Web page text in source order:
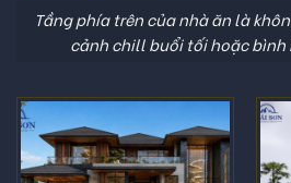
Tầng phía trên của nhà ăn là
cảnh chill buổi tối hoặc bình